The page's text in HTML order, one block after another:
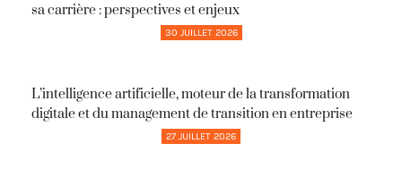
sa carrière : perspectives et enjeux
30 JUILLET 2026
L’intelligence artificielle, moteur de la transformation
digitale et du management de transition en entreprise
27 JUILLET 2026